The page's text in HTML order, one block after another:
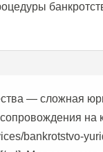
— сложная
на
bankrotstvo-